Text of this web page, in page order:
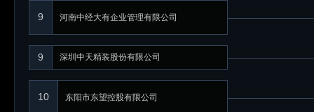
9 河南中经大有企业管理有限公司
9 深圳中天精装股份有限公司
10 东阳市东望控股有限公司